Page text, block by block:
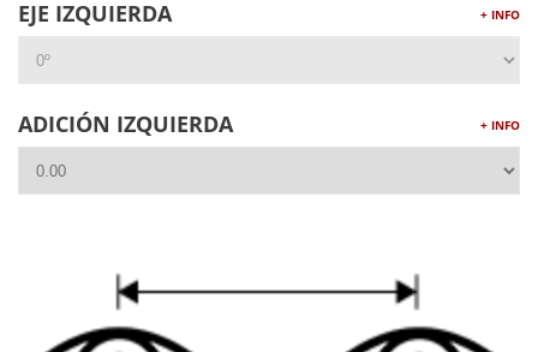
EJE IZQUIERDA + INFO
ADICIÓN IZQUIERDA + INFO